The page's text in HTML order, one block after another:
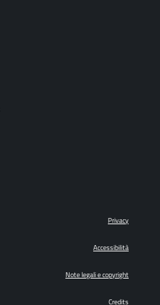
Privacy
Accessibilità
Note legali e copyright
Credits